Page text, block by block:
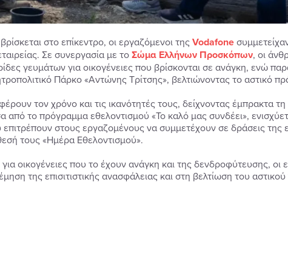
στο επίκεντρο, οι εργαζόμενοι τηςVodafone
Σε συνεργασία με τοΣώμα Ελλήνων Προσκόπων, οι
γευμάτων για οικογένειες που βρίσκονται σε ανάγκη, ενώ
Πάρκο «Αντώνης Τρίτσης», βελτιώνοντας το αστικό
τον χρόνο και τις ικανότητές τους, δείχνοντας έμπρακτα
το πρόγραμμα εθελοντισμού «Το καλό μας συνδέει»,
στους εργαζομένους να συμμετέχουν σε δράσεις της
τους «Ημέρα Εθελοντισμού».
οικογένειες που το έχουν ανάγκη και της δενδροφύτευσης, οι
της επισιτιστικής ανασφάλειας και στη βελτίωση του